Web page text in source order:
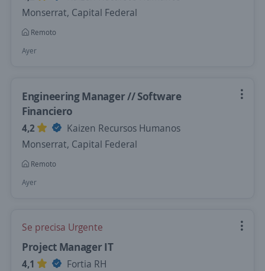
Monserrat, Capital Federal
Remoto
Ayer
Engineering Manager // Software
Financiero
4,2
Kaizen Recursos Humanos
Monserrat, Capital Federal
Remoto
Ayer
Se precisa Urgente
Project Manager IT
4,1
Fortia RH